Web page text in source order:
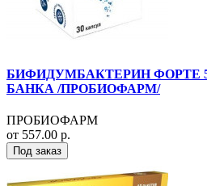
БИФИДУМБАКТЕРИН ФОРТЕ
БАНКА /ПРОБИОФАРМ/
ПРОБИОФАРМ
от 557.00 р.
Под заказ